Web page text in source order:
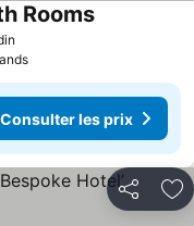
RoomsConsulter
Consulter les prix
Partager